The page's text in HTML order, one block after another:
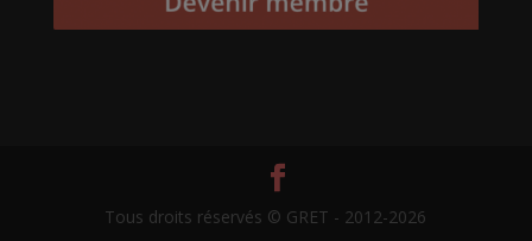
Tous droits réservés © GRET - 2012-2026